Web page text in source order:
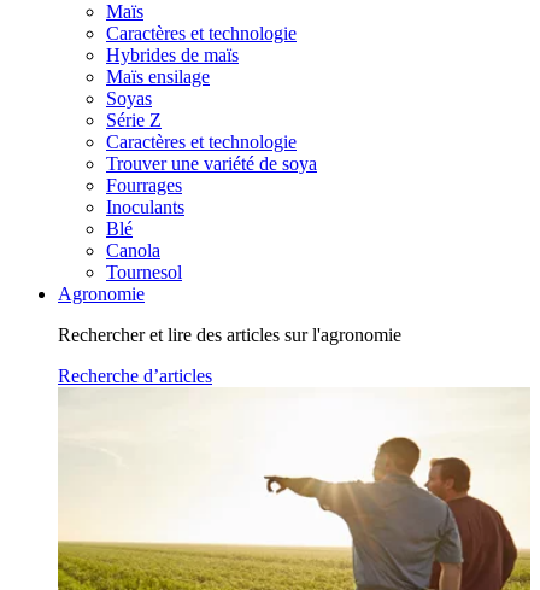
Maïs
Caractères et technologie
Hybrides de maïs
Maïs ensilage
Soyas
Série Z
Caractères et technologie
Trouver une variété de soya
Fourrages
Inoculants
Blé
Canola
Tournesol
Agronomie
Rechercher et lire des articles sur l'agronomie
Recherche d’articles